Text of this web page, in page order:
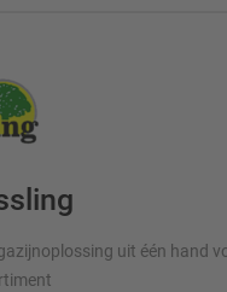
uit één hand